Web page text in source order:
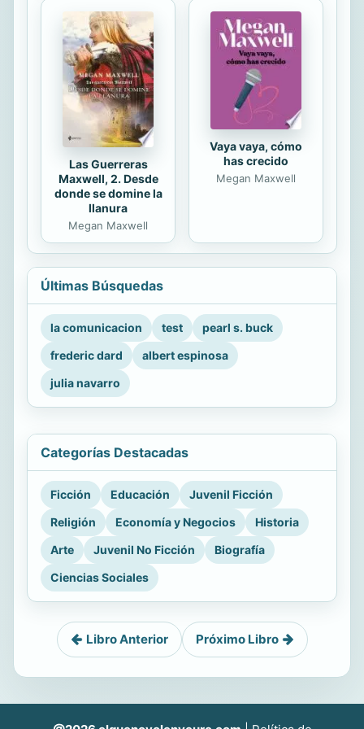
Las Guerreras
Maxwell, 2. Desde
donde se domine la
llanura
Megan Maxwell
Vaya vaya, cómo
has crecido
Megan Maxwell
Últimas Búsquedas
la comunicacion test
pearl s. buck
frederic dard
albert espinosa
julia navarro
Categorías Destacadas
Ficción Educación
Juvenil Ficción
Religión
Economía y Negocios
Historia
Arte
Juvenil No Ficción
Biografía
Ciencias Sociales
Libro Anterior Próximo Libro